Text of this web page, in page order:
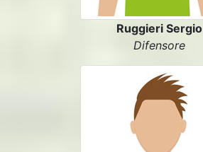
Ruggieri Sergio
Difensore